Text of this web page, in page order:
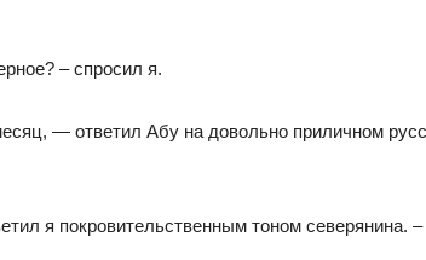
– спросил я.
— ответил Абу на довольно приличном
я покровительственным тоном северянина.